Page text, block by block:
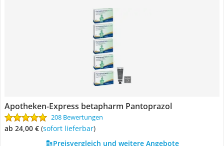
Apotheken-Express betapharm Pantoprazol
208 Bewertungen
ab 24,00 € ( Sofort lieferbar)
Preisvergleich und weitere Angebote